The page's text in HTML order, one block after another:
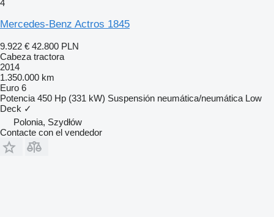
4
Mercedes-Benz Actros 1845
9.922 € 42.800 PLN
Cabeza tractora
2014
1.350.000 km
Euro 6
Potencia 450 Hp (331 kW) Suspensión neumática/neumática Low
Deck ✓
Polonia, Szydłów
Contacte con el vendedor